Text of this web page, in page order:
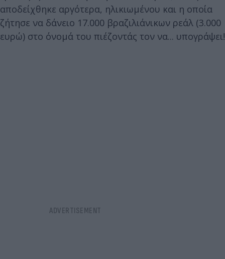
αποδείχθηκε αργότερα, ηλικιωμένου και η οποία
ζήτησε να δάνειο 17.000 βραζιλιάνικων ρεάλ (3.000
ευρώ) στο όνομά του πιέζοντάς τον να... υπογράψει!